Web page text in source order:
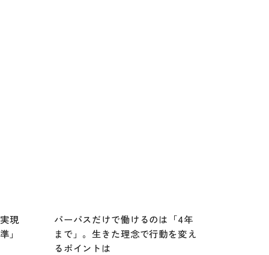
現
」
パーパスだけで働けるのは「4年
まで」。生きた理念で行動を変え
るポイントは